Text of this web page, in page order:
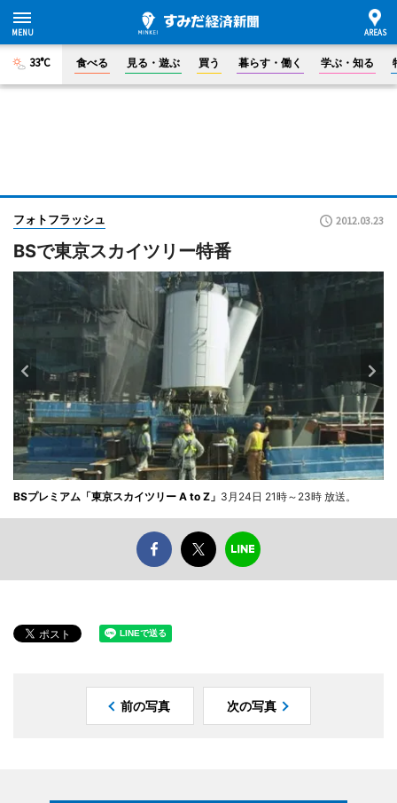
33°C 食べる 見る・遊ぶ 買う 暮らす・働く 学ぶ・知る
フォトフラッシュ 2012.03.23
BSで東京スカイツリー特番
BSプレミアム「東京スカイツリー A to Z」 3月24日 21時～23時 放送。
前の写真 次の写真